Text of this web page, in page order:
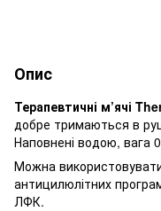
Опис
Терапевтичні м’ячі
добре тримаються в
Наповнені водою, вага
Можна
антицилюлітних програм,
ЛФК.